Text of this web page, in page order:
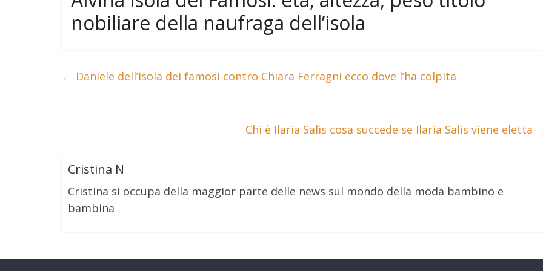
nobiliare della naufraga dell’isola
← Daniele dell’Isola dei famosi contro Chiara Ferragni ecco dove l’ha colpita
Chi è Ilaria Salis cosa succede se Ilaria Salis viene eletta
Cristina N
Cristina si occupa della maggior parte delle news sul mondo della moda bambino e
bambina